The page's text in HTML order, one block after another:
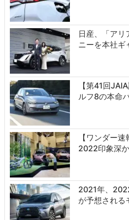
日産、「アリ
ニーを本社ギ
【第41回
ルフ8の本命
【ワンダー
2022印象深
2021年、
が予想される